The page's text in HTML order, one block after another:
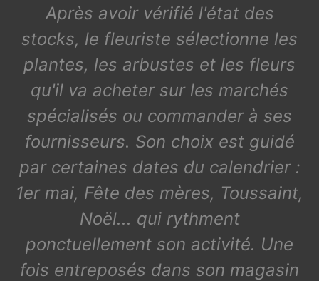
Après avoir vérifié l'état des
stocks, le fleuriste sélectionne les
plantes, les arbustes et les fleurs
qu'il va acheter sur les marchés
spécialisés ou commander à ses
fournisseurs. Son choix est guidé
par certaines dates du calendrier :
1er mai, Fête des mères, Toussaint,
Noël... qui rythment
ponctuellement son activité. Une
fois entreposés dans son magasin